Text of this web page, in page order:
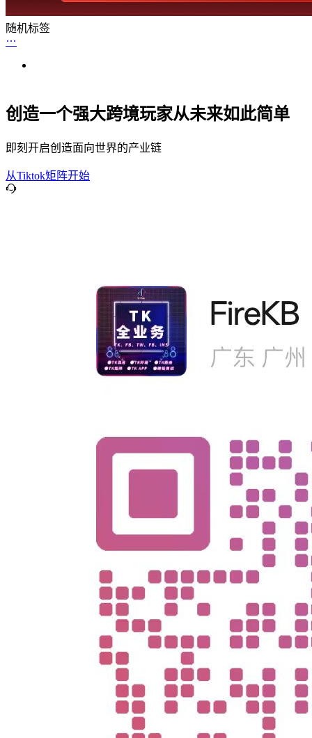
随机标签
创造一个强大跨境玩家从未来如此简单
即刻开启创造面向世界的产业链
从Tiktok矩阵开始